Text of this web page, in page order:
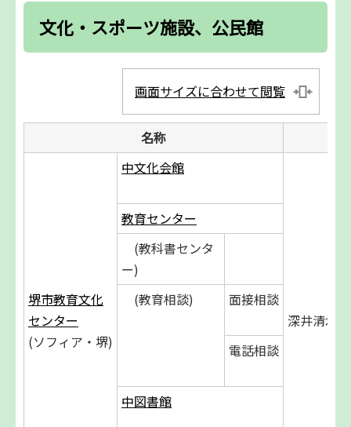
文化・スポーツ施設、公民館
画面サイズに合わせて閲覧
名称
堺市教育文化
センター
(ソフィア・堺)
中文化会館
深井清水
教育センター
(教科書センタ
ー)
(教育相談)
面接相談
電話相談
中図書館